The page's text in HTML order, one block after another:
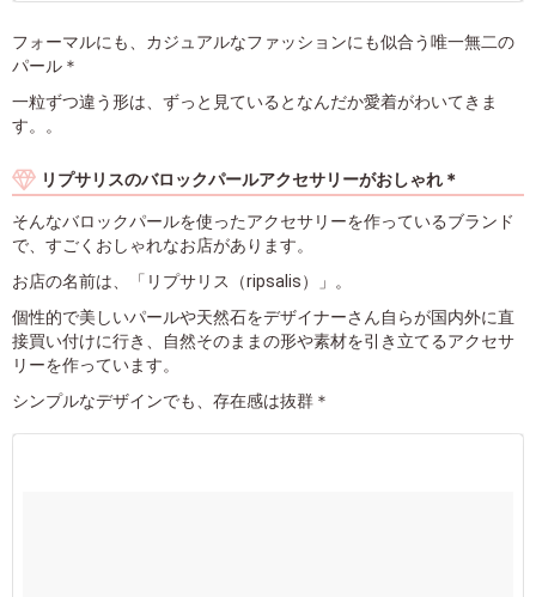
フォーマルにも、カジュアルなファッションにも似合う唯一無二の
パール＊
一粒ずつ違う形は、ずっと見ているとなんだか愛着がわいてきま
す。。
リプサリスのバロックパールアクセサリーがおしゃれ＊
そんなバロックパールを使ったアクセサリーを作っているブランド
で、すごくおしゃれなお店があります。
お店の名前は、「リプサリス（ripsalis）」。
個性的で美しいパールや天然石をデザイナーさん自らが国内外に直
接買い付けに行き、自然そのままの形や素材を引き立てるアクセサ
リーを作っています。
シンプルなデザインでも、存在感は抜群＊